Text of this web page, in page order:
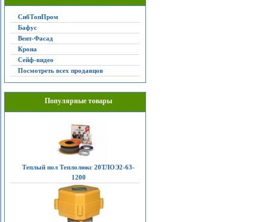
СибТопПром
Бафус
Вент-Фасад
Крона
Сейф-видео
Посмотреть всех продавцов
Популярные товары
Теплый пол Теплолюкс 20ТЛОЭ2-63-
1200